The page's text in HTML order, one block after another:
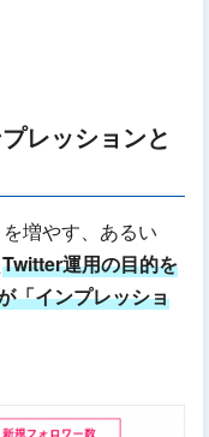
レッションと
増やす、あるい
Twitter運用の目的を
「インプレッショ